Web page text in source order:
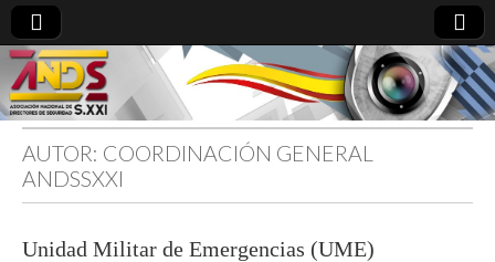
directoresdeseguridad.es
AUTOR: COORDINACIÓN GENERAL
ANDSSXXI
Unidad Militar de Emergencias (UME)